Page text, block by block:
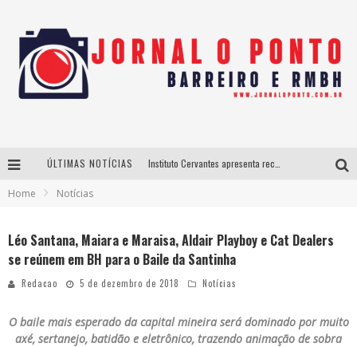
ÚLTIMAS NOTÍCIAS
Home Notícias
Léo Santana, Maiara e Maraisa, Aldair Playboy e Cat Dealers
se reúnem em BH para o Baile da Santinha
Redacao 5 de dezembro de 2018 Notícias
O baile mais esperado da capital mineira será dominado por muito
axé, sertanejo, batidão e eletrônico, trazendo animação de sobra